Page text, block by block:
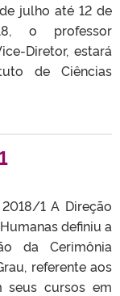
julho até 12 de
o professor
Diretor, estará
de Ciências
2018/1 A Direção
definiu a
da Cerimônia
referente aos
seus cursos em